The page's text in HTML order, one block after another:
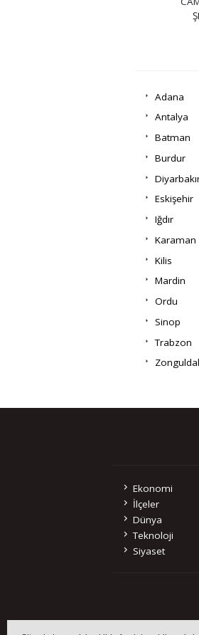
Adana
Antalya
Batman
Burdur
Eskişehir
Iğdır
Karaman
Kilis
Mardin
Ordu
Sinop
Trabzon
Ekonomi
İlçeler
Dünya
Teknoloji
Siyaset